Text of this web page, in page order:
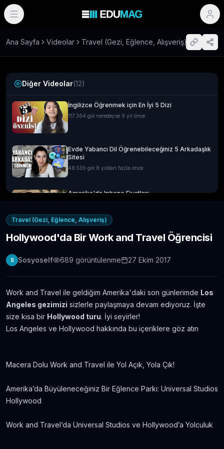
Ana Sayfa Videolar Travel (Gezi, Eğlence, Alışveriş)
Diğer Videolar(12)
İngilizce Öğrenmek için En İyi 5 Dizi
117.364 gör. neredeyse 9 yıl önce
Evde Yabancı Dil Öğrenebileceğiniz 5 Arkadaşlık
Sitesi
48.536 gör. 8 yıldan fazla önce
Amerika'da Iphone Fiyatları
Londra Erasmus Stajı Hikayem ve Tavsiyelerim
Evde Dil Öğren
İngilizce Öğrenmek için 30 Youtube Kanalı
Avustralya’da Çekilmiş 7 Efsane Film
İsteyenlere Tavsiyeler
Travel (Gezi, Eğlence, Alışveriş)
Hollywood'da Bir Work and Travel Öğrencisi
S Sosyoself 689 görüntülenme 27 Ekim 2017
Work and Travel ile geldiğim Amerika'daki son günlerimde Los
Angeles gezimizi sizlerle paylaşmaya devam ediyoruz. İşte
size kısa bir Hollywood turu. İyi seyirler!
Los Angeles ve Hollywood hakkında bu içeriklere göz atın
Macera Dolu Work and Travel ile Yol Açık, Yola Çık!
Amerika’da Büyüleneceğiniz Bir Eğlence Parkı: Universal Studios
Hollywood
Work and Travel’da Universal Studios ve Hollywood’a Yolculuk